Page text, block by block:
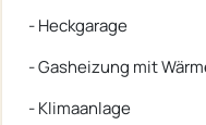
- Heckgarage
- Gasheizung mit
- Klimaanlage